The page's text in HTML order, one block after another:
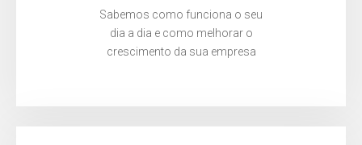
Sabemos como funciona o seu
dia a dia e como melhorar o
crescimento da sua empresa